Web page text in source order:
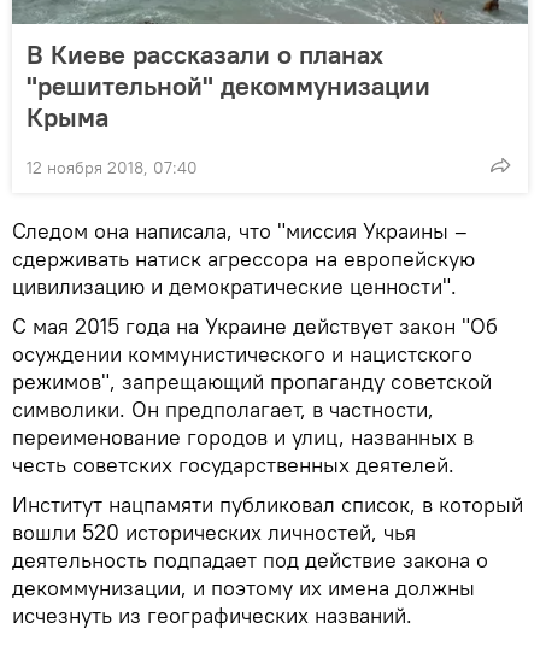
В Киеве рассказали о планах
"решительной" декоммунизации
Крыма
12 ноября 2018, 07:40
Следом она написала, что "миссия Украины –
сдерживать натиск агрессора на европейскую
цивилизацию и демократические ценности".
С мая 2015 года на Украине действует закон "Об
осуждении коммунистического и нацистского
режимов", запрещающий пропаганду советской
символики. Он предполагает, в частности,
переименование городов и улиц, названных в
честь советских государственных деятелей.
Институт нацпамяти публиковал список, в который
вошли 520 исторических личностей, чья
деятельность подпадает под действие закона о
декоммунизации, и поэтому их имена должны
исчезнуть из географических названий.